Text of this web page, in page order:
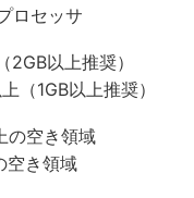
ロセッサ
2GB以上推奨）
（1GB以上推奨）
の空き領域
空き領域